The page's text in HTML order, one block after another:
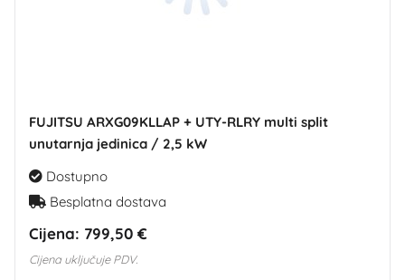
FUJITSU ARXG09KLLAP + UTY-RLRY multi split
unutarnja jedinica / 2,5 kW
Dostupno
Besplatna dostava
Cijena: 799,50 €
Cijena uključuje PDV.